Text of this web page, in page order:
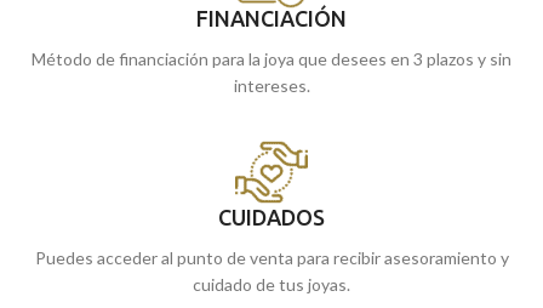
FINANCIACIÓN
Método de financiación para la joya que desees en 3 plazos y sin
intereses.
CUIDADOS
Puedes acceder al punto de venta para recibir asesoramiento y
cuidado de tus joyas.